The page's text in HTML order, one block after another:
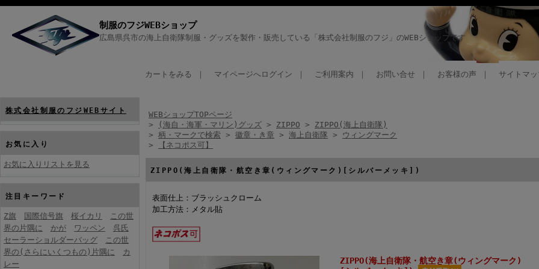
制服のフジWEBショップ
広島県呉市の海上自衛隊制服・グッズを製作・販売している「株式会社制服のフジ」のWEBショップです
カートをみる マイページへログイン ご利用案内 お問い合せ お客様の声 サイトマ
株式会社制服のフジWEBサイト
お気に入り
お気に入りリストを見る
注目キーワード
Z旗 国際信号旗 桜イカリ
この世
界の片隅に
かが ワッペン
呉氏
セーラーショルダーバッグ
この世
界の(さらにいくつもの)片隅に
カ
レー
WEBショップTOPページ
>
(海自・海軍・マリン)グッズ > ZIPPO > ZIPPO(海上自衛隊)
> 柄・マークで検索 > 徽章・き章 > 海上自衛隊 > ウィングマーク
>
【ネコポス可】
ZIPPO(海上自衛隊・航空き章(ウィングマーク)[シルバーメッキ])
表面仕上：ブラッシュクローム
加工方法：メタル貼
ZIPPO(海上自衛隊・航空き章(ウィングマーク)